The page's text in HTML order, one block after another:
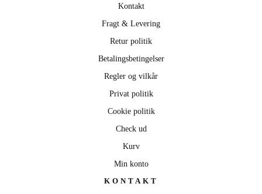
Kontakt
Fragt & Levering
Retur politik
Betalingsbetingelser
Regler og vilkår
Privat politik
Cookie politik
Check ud
Kurv
Min konto
KONTAKT